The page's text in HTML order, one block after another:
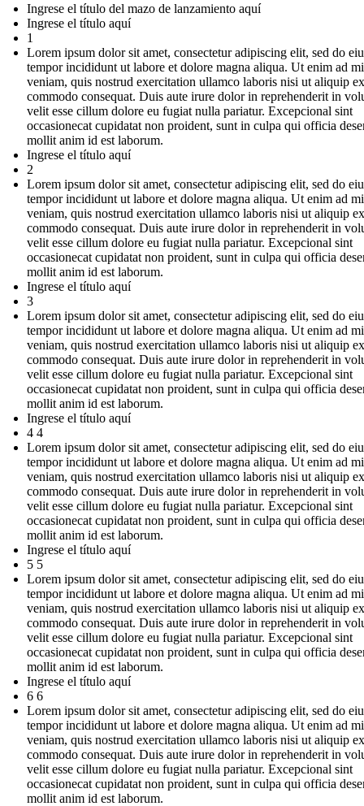
Ingrese el título del mazo de lanzamiento aquí
Ingrese el título aquí
1
Lorem ipsum dolor sit amet, consectetur adipiscing elit, sed do
tempor incididunt ut labore et dolore magna aliqua. Ut enim ad
veniam, quis nostrud exercitation ullamco laboris nisi ut aliquip
commodo consequat. Duis aute irure dolor in reprehenderit in
velit esse cillum dolore eu fugiat nulla pariatur. Excepcional sint
occasionecat cupidatat non proident, sunt in culpa qui officia
mollit anim id est laborum.
Ingrese el título aquí
2
Lorem ipsum dolor sit amet, consectetur adipiscing elit, sed do
tempor incididunt ut labore et dolore magna aliqua. Ut enim ad
veniam, quis nostrud exercitation ullamco laboris nisi ut aliquip
commodo consequat. Duis aute irure dolor in reprehenderit in
velit esse cillum dolore eu fugiat nulla pariatur. Excepcional sint
occasionecat cupidatat non proident, sunt in culpa qui officia
mollit anim id est laborum.
Ingrese el título aquí
3
Lorem ipsum dolor sit amet, consectetur adipiscing elit, sed do
tempor incididunt ut labore et dolore magna aliqua. Ut enim ad
veniam, quis nostrud exercitation ullamco laboris nisi ut aliquip
commodo consequat. Duis aute irure dolor in reprehenderit in
velit esse cillum dolore eu fugiat nulla pariatur. Excepcional sint
occasionecat cupidatat non proident, sunt in culpa qui officia
mollit anim id est laborum.
Ingrese el título aquí
4 4
Lorem ipsum dolor sit amet, consectetur adipiscing elit, sed do
tempor incididunt ut labore et dolore magna aliqua. Ut enim ad
veniam, quis nostrud exercitation ullamco laboris nisi ut aliquip
commodo consequat. Duis aute irure dolor in reprehenderit in
velit esse cillum dolore eu fugiat nulla pariatur. Excepcional sint
occasionecat cupidatat non proident, sunt in culpa qui officia
mollit anim id est laborum.
Ingrese el título aquí
5 5
Lorem ipsum dolor sit amet, consectetur adipiscing elit, sed do
tempor incididunt ut labore et dolore magna aliqua. Ut enim ad
veniam, quis nostrud exercitation ullamco laboris nisi ut aliquip
commodo consequat. Duis aute irure dolor in reprehenderit in
velit esse cillum dolore eu fugiat nulla pariatur. Excepcional sint
occasionecat cupidatat non proident, sunt in culpa qui officia
mollit anim id est laborum.
Ingrese el título aquí
6 6
Lorem ipsum dolor sit amet, consectetur adipiscing elit, sed do
tempor incididunt ut labore et dolore magna aliqua. Ut enim ad
veniam, quis nostrud exercitation ullamco laboris nisi ut aliquip
commodo consequat. Duis aute irure dolor in reprehenderit in
velit esse cillum dolore eu fugiat nulla pariatur. Excepcional sint
occasionecat cupidatat non proident, sunt in culpa qui officia
mollit anim id est laborum.